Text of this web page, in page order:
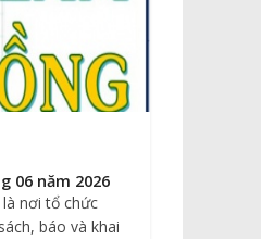
06 năm 2026
nơi tổ chức
báo và khai